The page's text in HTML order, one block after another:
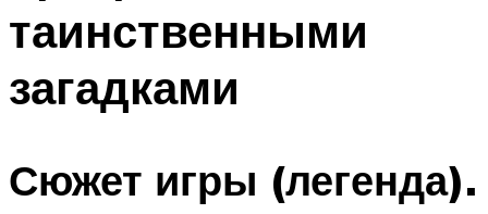
таинственными
загадками
Сюжет игры (легенда).